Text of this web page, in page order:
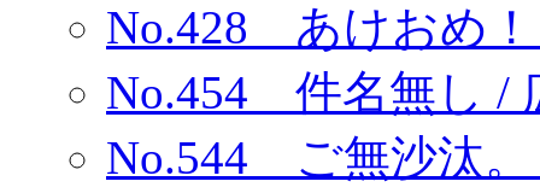
No.428 あけおめ
No.454 件名無し /
No.544 ご無沙汰。